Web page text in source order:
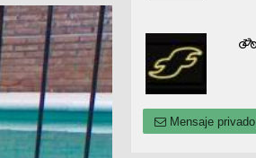
Mensaje privado